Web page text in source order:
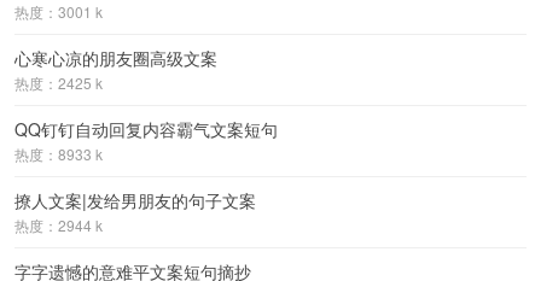
热度：3001 k
心寒心凉的朋友圈高级文案
热度：2425 k
QQ钉钉自动回复内容霸气文案短句
热度：8933 k
撩人文案|发给男朋友的句子文案
热度：2944 k
字字遗憾的意难平文案短句摘抄